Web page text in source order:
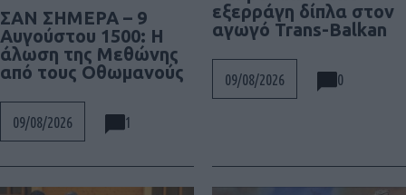
ΣΑΝ ΣΗΜΕΡΑ – 9
Αυγούστου 1500: Η
άλωση της Μεθώνης
από τους Οθωμανούς
09/08/2026 1
εξερράγη δίπλα στον
αγωγό Trans-Balkan
09/08/2026 0